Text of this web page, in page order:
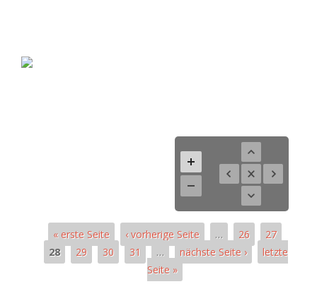
« erste Seite ‹ vorherige Seite … 26
27
28
29 30 31 … nächste Seite ›
letzte
Seite »